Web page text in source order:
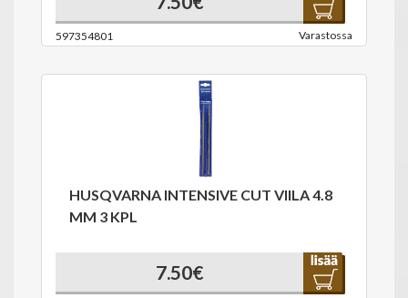
597354801 Varastossa
HUSQVARNA INTENSIVE CUT VIILA 4.8
MM 3 KPL
7.50€